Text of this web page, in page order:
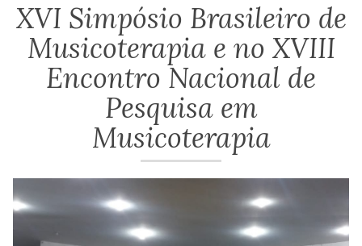
XVI Simpósio Brasileiro de
Musicoterapia e no XVIII
Encontro Nacional de
Pesquisa em
Musicoterapia